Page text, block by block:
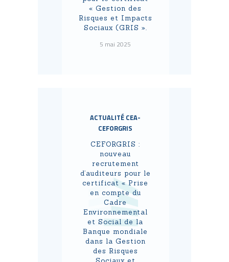
« Gestion des
Risques et Impacts
Sociaux (GRIS ».
5 mai 2025
ACTUALITÉ CEA-
CEFORGRIS
CEFORGRIS :
nouveau
recrutement
d’auditeurs pour le
certificat « Prise
en compte du
Cadre
Environnemental
et Social de la
Banque mondiale
dans la Gestion
des Risques